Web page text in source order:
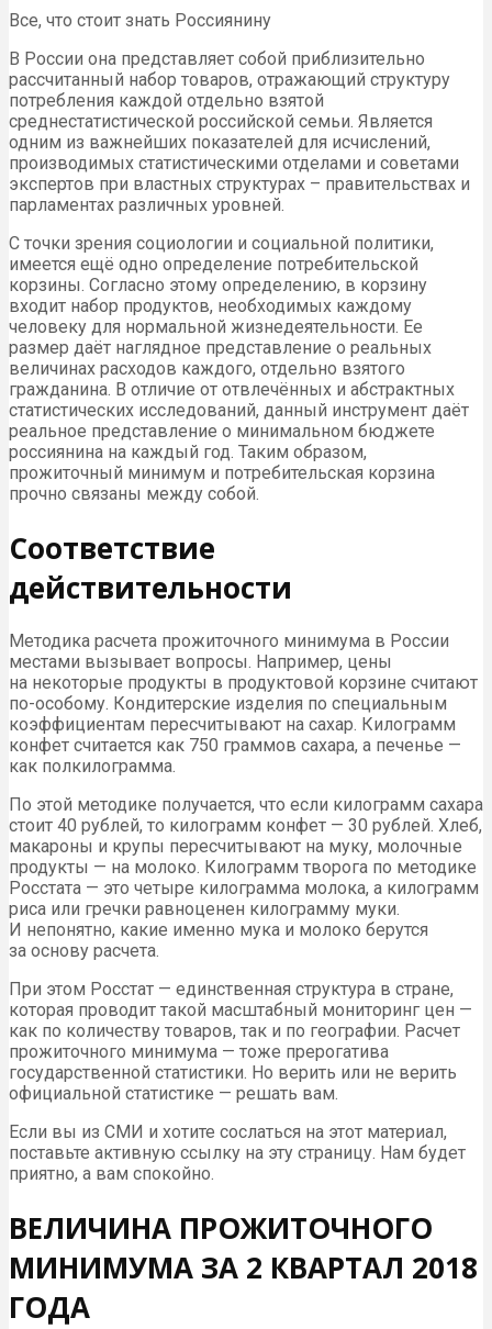
Все, что стоит знать Россиянину
В России она представляет собой приблизительно
рассчитанный набор товаров, отражающий структуру
потребления каждой отдельно взятой
среднестатистической российской семьи. Является
одним из важнейших показателей для исчислений,
производимых статистическими отделами и советами
экспертов при властных структурах – правительствах и
парламентах различных уровней.
С точки зрения социологии и социальной политики,
имеется ещё одно определение потребительской
корзины. Согласно этому определению, в корзину
входит набор продуктов, необходимых каждому
человеку для нормальной жизнедеятельности. Ее
размер даёт наглядное представление о реальных
величинах расходов каждого, отдельно взятого
гражданина. В отличие от отвлечённых и абстрактных
статистических исследований, данный инструмент даёт
реальное представление о минимальном бюджете
россиянина на каждый год. Таким образом,
прожиточный минимум и потребительская корзина
прочно связаны между собой.
Соответствие
действительности
Методика расчета прожиточного минимума в России
местами вызывает вопросы. Например, цены
на некоторые продукты в продуктовой корзине считают
по-особому. Кондитерские изделия по специальным
коэффициентам пересчитывают на сахар. Килограмм
конфет считается как 750 граммов сахара, а печенье —
как полкилограмма.
По этой методике получается, что если килограмм сахара
стоит 40 рублей, то килограмм конфет — 30 рублей. Хлеб,
макароны и крупы пересчитывают на муку, молочные
продукты — на молоко. Килограмм творога по методике
Росстата — это четыре килограмма молока, а килограмм
риса или гречки равноценен килограмму муки.
И непонятно, какие именно мука и молоко берутся
за основу расчета.
При этом Росстат — единственная структура в стране,
которая проводит такой масштабный мониторинг цен —
как по количеству товаров, так и по географии. Расчет
прожиточного минимума — тоже прерогатива
государственной статистики. Но верить или не верить
официальной статистике — решать вам.
Если вы из СМИ и хотите сослаться на этот материал,
поставьте активную ссылку на эту страницу. Нам будет
приятно, а вам спокойно.
ВЕЛИЧИНА ПРОЖИТОЧНОГО
МИНИМУМА ЗА 2 КВАРТАЛ 2018
ГОДА